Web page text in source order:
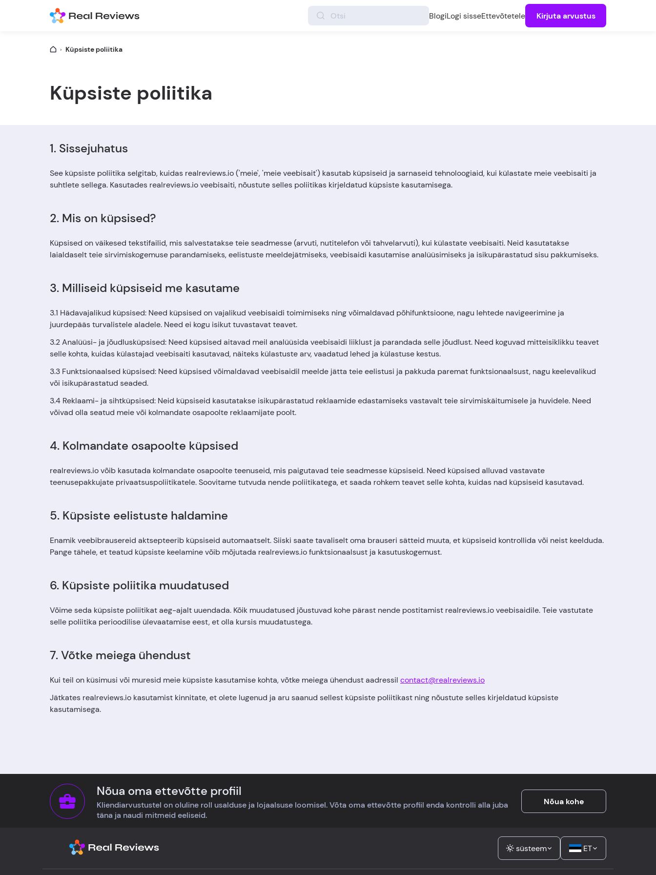
BlogiLogi sisseEttevõtetele Kirjuta arvustus
Küpsiste poliitika
Küpsiste poliitika
1. Sissejuhatus
See küpsiste poliitika selgitab, kuidas realreviews.io ('meie', 'meie veebisait') kasutab küpsiseid ja sarnaseid tehnoloogiaid, kui külastate meie veebisaiti ja
suhtlete sellega. Kasutades realreviews.io veebisaiti, nõustute selles poliitikas kirjeldatud küpsiste kasutamisega.
2. Mis on küpsised?
Küpsised on väikesed tekstifailid, mis salvestatakse teie seadmesse (arvuti, nutitelefon või tahvelarvuti), kui külastate veebisaiti. Neid kasutatakse
laialdaselt teie sirvimiskogemuse parandamiseks, eelistuste meeldejätmiseks, veebisaidi kasutamise analüüsimiseks ja isikupärastatud sisu pakkumiseks.
3. Milliseid küpsiseid me kasutame
3.1 Hädavajalikud küpsised: Need küpsised on vajalikud veebisaidi toimimiseks ning võimaldavad põhifunktsioone, nagu lehtede navigeerimine ja
juurdepääs turvalistele aladele. Need ei kogu isikut tuvastavat teavet.
3.2 Analüüsi- ja jõudlusküpsised: Need küpsised aitavad meil analüüsida veebisaidi liiklust ja parandada selle jõudlust. Need koguvad mitteisiklikku teavet
selle kohta, kuidas külastajad veebisaiti kasutavad, näiteks külastuste arv, vaadatud lehed ja külastuse kestus.
3.3 Funktsionaalsed küpsised: Need küpsised võimaldavad veebisaidil meelde jätta teie eelistusi ja pakkuda paremat funktsionaalsust, nagu keelevalikud
või isikupärastatud seaded.
3.4 Reklaami- ja sihtküpsised: Neid küpsiseid kasutatakse isikupärastatud reklaamide edastamiseks vastavalt teie sirvimiskäitumisele ja huvidele. Need
võivad olla seatud meie või kolmandate osapoolte reklaamijate poolt.
4. Kolmandate osapoolte küpsised
realreviews.io võib kasutada kolmandate osapoolte teenuseid, mis paigutavad teie seadmesse küpsiseid. Need küpsised alluvad vastavate
teenusepakkujate privaatsuspoliitikatele. Soovitame tutvuda nende poliitikatega, et saada rohkem teavet selle kohta, kuidas nad küpsiseid kasutavad.
5. Küpsiste eelistuste haldamine
Enamik veebibrausereid aktsepteerib küpsiseid automaatselt. Siiski saate tavaliselt oma brauseri sätteid muuta, et küpsiseid kontrollida või neist keelduda.
Pange tähele, et teatud küpsiste keelamine võib mõjutada realreviews.io funktsionaalsust ja kasutuskogemust.
6. Küpsiste poliitika muudatused
Võime seda küpsiste poliitikat aeg-ajalt uuendada. Kõik muudatused jõustuvad kohe pärast nende postitamist realreviews.io veebisaidile. Teie vastutate
selle poliitika perioodilise ülevaatamise eest, et olla kursis muudatustega.
7. Võtke meiega ühendust
Kui teil on küsimusi või muresid meie küpsiste kasutamise kohta, võtke meiega ühendust aadressil contact@realreviews.io
Jätkates realreviews.io kasutamist kinnitate, et olete lugenud ja aru saanud sellest küpsiste poliitikast ning nõustute selles kirjeldatud küpsiste
kasutamisega.
Nõua oma ettevõtte profiil
Kliendiarvustustel on oluline roll usalduse ja lojaalsuse loomisel. Võta oma ettevõtte profiil enda kontrolli alla juba
täna ja naudi mitmeid eeliseid.
Nõua kohe
süsteem ET